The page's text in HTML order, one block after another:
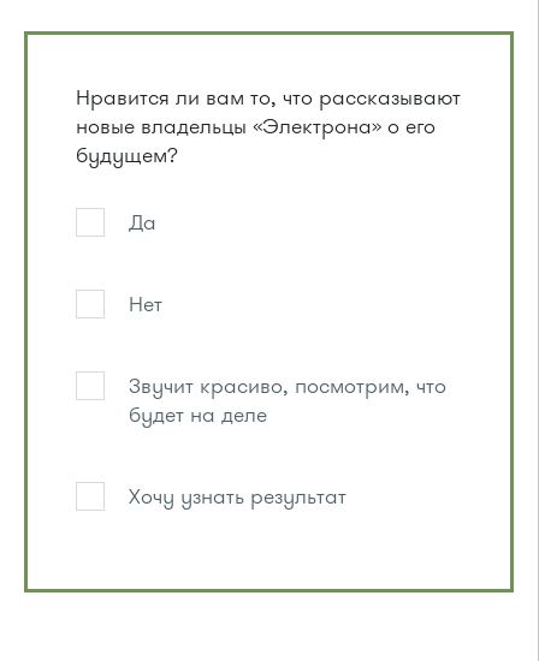
Нравится ли вам то, что рассказывают
новые владельцы «Электрона» о его
будущем?
Да
Нет
Звучит красиво, посмотрим, что
будет на деле
Хочу узнать результат